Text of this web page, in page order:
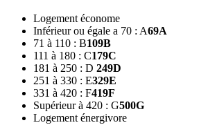
Logement économe
Inférieur ou égale a 70 : A69A
71 à 110 : B109B
111 à 180 : C179C
181 à 250 : D 249D
251 à 330 : E329E
331 à 420 : F419F
Supérieur à 420 : G500G
Logement énergivore